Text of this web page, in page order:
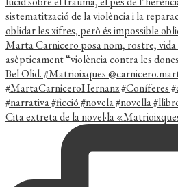
Cita extreta de la novel·la